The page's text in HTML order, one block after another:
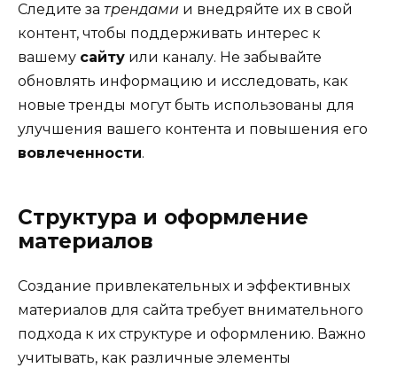
Следите за трендами и внедряйте их в свой
контент, чтобы поддерживать интерес к
вашему сайту или каналу. Не забывайте
обновлять информацию и исследовать, как
новые тренды могут быть использованы для
улучшения вашего контента и повышения его
вовлеченности.
Структура и оформление
материалов
Создание привлекательных и эффективных
материалов для сайта требует внимательного
подхода к их структуре и оформлению. Важно
учитывать, как различные элементы